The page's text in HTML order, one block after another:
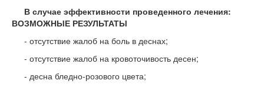
В случае эффективности проведенного лечения:
ВОЗМОЖНЫЕ РЕЗУЛЬТАТЫ
- отсутствие жалоб на боль в деснах;
- отсутствие жалоб на кровоточивость десен;
- десна бледно-розового цвета;